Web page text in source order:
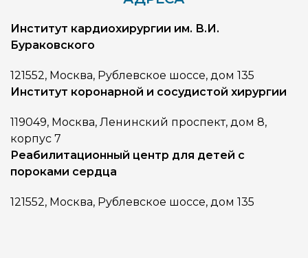
Институт кардиохирургии им. В.И.
Бураковского
121552, Москва, Рублевское шоссе, дом 135
Институт коронарной и сосудистой хирургии
119049, Москва, Ленинский проспект, дом 8,
корпус 7
Реабилитационный центр для детей с
пороками сердца
121552, Москва, Рублевское шоссе, дом 135